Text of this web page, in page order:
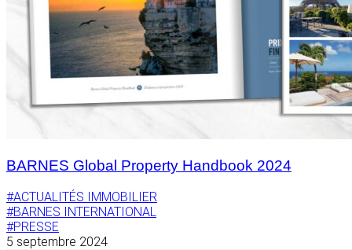
BARNES Global Property Handbook 2024
#ACTUALITÉS IMMOBILIER
#BARNES INTERNATIONAL
#PRESSE
5 septembre 2024